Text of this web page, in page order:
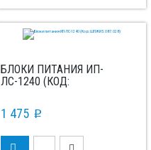
БЛОКИ ПИТАНИЯ ИП-
ЛС-1240 (КОД:
1 475 p